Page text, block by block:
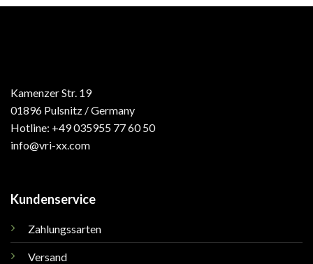
Kamenzer Str. 19
01896 Pulsnitz / Germany
Hotline: +49 035955 77 60 50
info@vri-xx.com
Kundenservice
Zahlungssarten
Versand